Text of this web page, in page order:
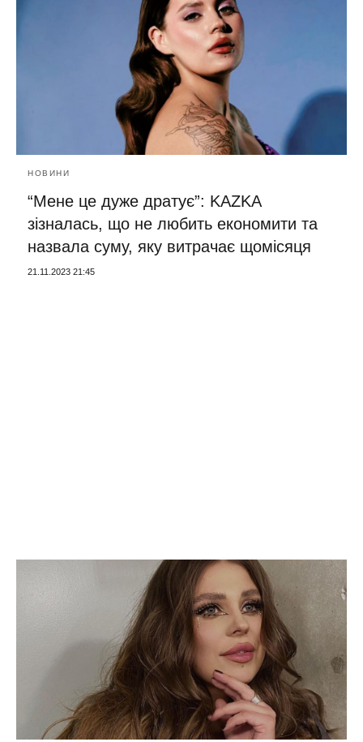
НОВИНИ
“Мене це дуже дратує”: KAZKA
зізналась, що не любить економити та
назвала суму, яку витрачає щомісяця
21.11.2023 21:45